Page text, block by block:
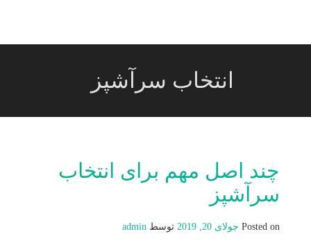
انتخاب سرآشپز
چند اصل مهم برای انتخاب
سرآشپز
Posted on جولای 20, 2019 توسط admin